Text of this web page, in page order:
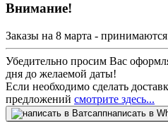
Внимание!
Заказы на 8 марта -
Убедительно просим Вас
дня до желаемой даты!
Если необходимо сделать
предложений смотрите здесь...
написать в